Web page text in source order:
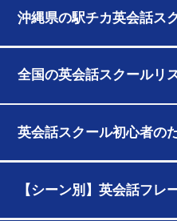
沖縄県の駅チカ英会話ス
全国の英会話スクールリ
英会話スクール初心者の
【シーン別】英会話フレ